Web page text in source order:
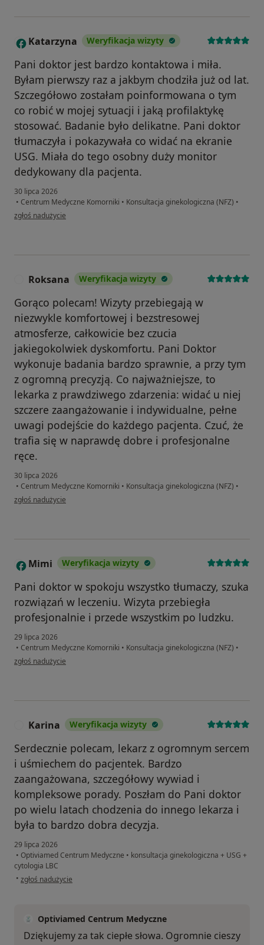
K Katarzyna Weryfikacja wizyty
Pani doktor jest bardzo kontaktowa i miła.
Byłam pierwszy raz a jakbym chodziła już od lat.
Szczegółowo zostałam poinformowana o tym
co robić w mojej sytuacji i jaką profilaktykę
stosować. Badanie było delikatne. Pani doktor
tłumaczyła i pokazywała co widać na ekranie
USG. Miała do tego osobny duży monitor
dedykowany dla pacjenta.
30 lipca 2026
• Centrum Medyczne Komorniki • Konsultacja ginekologiczna (NFZ) •
w opinii użytkownika Katarzyna
zgłoś nadużycie
Roksana Weryfikacja wizyty
Gorąco polecam! Wizyty przebiegają w
niezwykle komfortowej i bezstresowej
atmosferze, całkowicie bez czucia
jakiegokolwiek dyskomfortu. Pani Doktor
wykonuje badania bardzo sprawnie, a przy tym
z ogromną precyzją. Co najważniejsze, to
lekarka z prawdziwego zdarzenia: widać u niej
szczere zaangażowanie i indywidualne, pełne
uwagi podejście do każdego pacjenta. Czuć, że
trafia się w naprawdę dobre i profesjonalne
ręce.
30 lipca 2026
• Centrum Medyczne Komorniki • Konsultacja ginekologiczna (NFZ) •
w opinii użytkownika Roksana
zgłoś nadużycie
M Mimi Weryfikacja wizyty
Pani doktor w spokoju wszystko tłumaczy, szuka
rozwiązań w leczeniu. Wizyta przebiegła
profesjonalnie i przede wszystkim po ludzku.
29 lipca 2026
• Centrum Medyczne Komorniki • Konsultacja ginekologiczna (NFZ) •
w opinii użytkownika Mimi
zgłoś nadużycie
Karina Weryfikacja wizyty
Serdecznie polecam, lekarz z ogromnym sercem
i uśmiechem do pacjentek. Bardzo
zaangażowana, szczegółowy wywiad i
kompleksowe porady. Poszłam do Pani doktor
po wielu latach chodzenia do innego lekarza i
była to bardzo dobra decyzja.
29 lipca 2026
• Optiviamed Centrum Medyczne • konsultacja ginekologiczna + USG +
cytologia LBC
• w opinii użytkownika Karina
zgłoś nadużycie
Optiviamed Centrum Medyczne
Dziękujemy za tak ciepłe słowa. Ogromnie cieszy